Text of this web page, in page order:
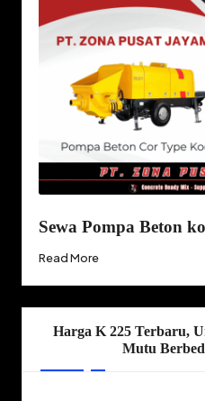
Sewa Pompa Beton
Read More
Harga K 225 Terbaru,
Mutu